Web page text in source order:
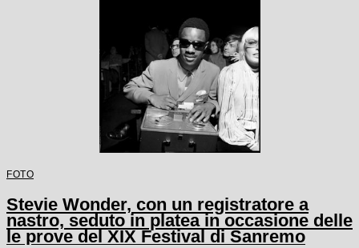
FOTO
Stevie Wonder, con un registratore a
nastro, seduto in platea in occasione delle
le prove del XIX Festival di Sanremo